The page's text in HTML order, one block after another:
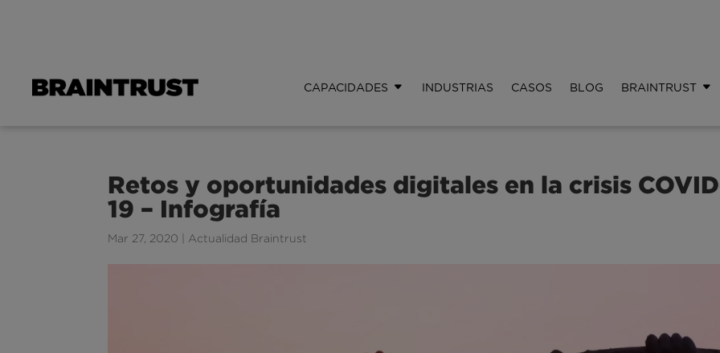
CAPACIDADES INDUSTRIAS CASOS BLOG BRAINTRUST
Retos y oportunidades digitales en la crisis
19 – Infografía
Mar 27, 2020 Actualidad Braintrust